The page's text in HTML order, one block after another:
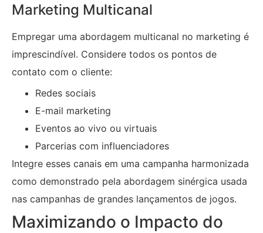
Marketing Multicanal
Empregar uma abordagem multicanal no marketing é
imprescindível. Considere todos os pontos de
contato com o cliente:
Redes sociais
E-mail marketing
Eventos ao vivo ou virtuais
Parcerias com influenciadores
Integre esses canais em uma campanha harmonizada
como demonstrado pela abordagem sinérgica usada
nas campanhas de grandes lançamentos de jogos.
Maximizando o Impacto do